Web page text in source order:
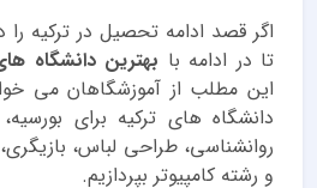
اگر قصد ادامه تحصیل در ترکیه را
تا در ادامه با بهترین دانشگاه
این مطلب از آموزشگاهان می
دانشگاه های ترکیه برای
روانشناسی، طراحی لباس،
و رشته کامپیوتر بپردازیم.